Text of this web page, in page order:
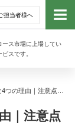
担当者様へ
ース市場に上場してい
スです。
トッ
｜注意点